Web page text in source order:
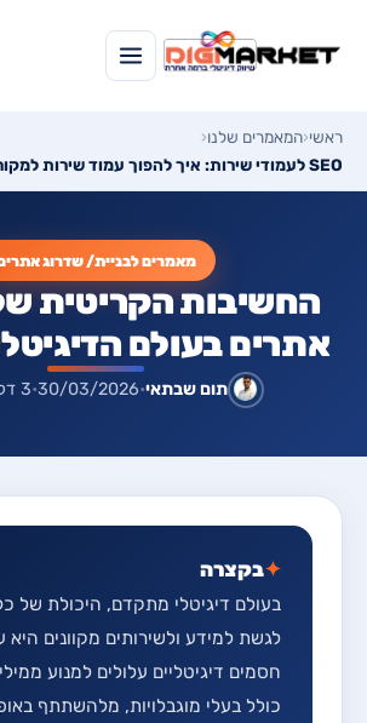
ראשי‹המאמרים שלנו‹
SEO לעמודי שירות: איך להפוך עמוד שירות למקור תנועה אורגני קבוע
מאמרים לבניית/ שדרוג
החשיבות הקריטית
אתרים בעולם
תום שבתאי•
30/03/2026
•3 דקות קריאה
✦בקצרה
בעולם דיגיטלי מתקדם, היכולת של
לגשת למידע ולשירותים מקוונים היא
חסמים דיגיטליים עלולים למנוע
כולל בעלי מוגבלויות, מלהשתתף